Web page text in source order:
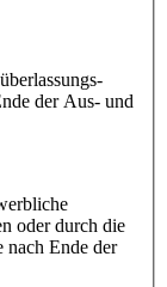
der Aus- und
oder durch die
nach Ende der